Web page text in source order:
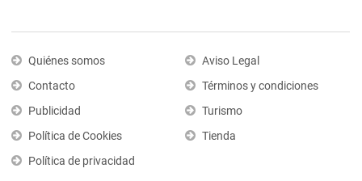
Quiénes somos
Contacto
Publicidad
Política de Cookies
Política de privacidad
Aviso Legal
Términos y condiciones
Turismo
Tienda